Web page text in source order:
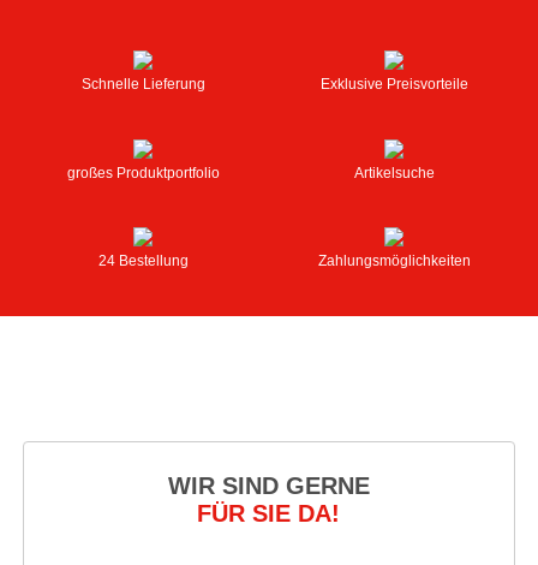
Schnelle Lieferung Exklusive Preisvorteile
großes Produktportfolio Artikelsuche
24 Bestellung Zahlungsmöglichkeiten
WIR SIND GERNE
FÜR SIE DA!